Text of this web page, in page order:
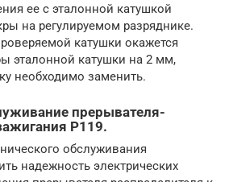
ее с эталонной катушкой
на регулируемом разряднике.
катушки окажется
эталонной катушки на 2 мм,
необходимо заменить.
прерывателя-
Р119.
обслуживания
надежность электрических